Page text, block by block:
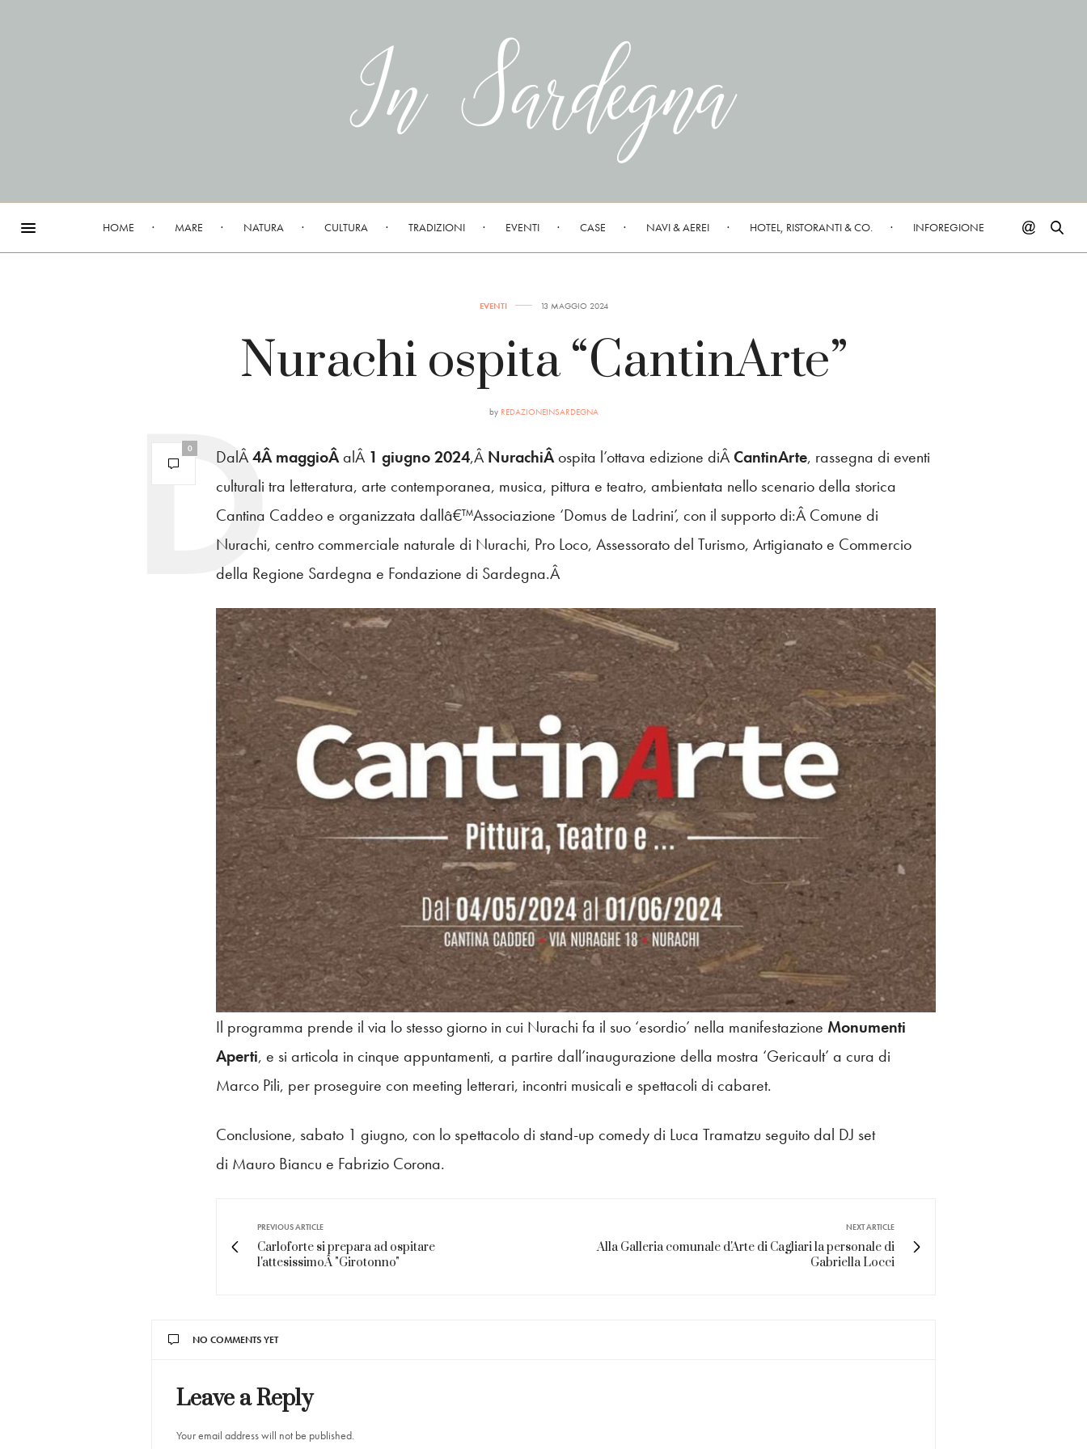
HOME MARE NATURA CULTURA TRADIZIONI EVENTI CASE NAVI & AEREI HOTEL, RISTORANTI & CO. INFOREGIONE
EVENTI 13 MAGGIO 2024
Nurachi ospita “CantinArte”
by REDAZIONEINSARDEGNA
0 DalÂ4Â maggioÂalÂ 1 giugno 2024,Â NurachiÂospita l’ottava edizione diÂ CantinArte, rassegna di eventi
culturali tra letteratura, arte contemporanea, musica, pittura e teatro, ambientata nello scenario della storica
Cantina Caddeo e organizzata dallâ€™Associazione ‘Domus de Ladrini’, con il supporto di:Â Comune di
Nurachi, centro commerciale naturale di Nurachi, Pro Loco, Assessorato del Turismo, Artigianato e Commercio
della Regione Sardegna e Fondazione di Sardegna.Â
Il programma prende il via lo stesso giorno in cui Nurachi fa il suo ‘esordio’ nella manifestazione Monumenti
Aperti, e si articola in cinque appuntamenti, a partire dall’inaugurazione della mostra ‘Gericault’ a cura di
Marco Pili, per proseguire con meeting letterari, incontri musicali e spettacoli di cabaret.
Conclusione, sabato 1 giugno, con lo spettacolo di stand-up comedy di Luca Tramatzu seguito dal DJ set
di Mauro Biancu e Fabrizio Corona.
PREVIOUS ARTICLE
Carloforte si prepara ad ospitare
l'attesissimoÂ "Girotonno"
NEXT ARTICLE
Alla Galleria comunale d'Arte di Cagliari la personale di
Gabriella Locci
NO COMMENTS YET
Leave a Reply
Your email address will not be published.